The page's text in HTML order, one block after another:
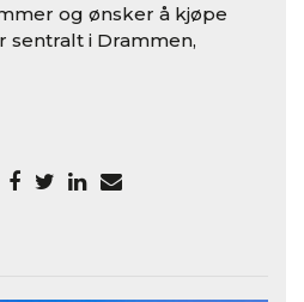
og ønsker å kjøpe
sentralt i Drammen,